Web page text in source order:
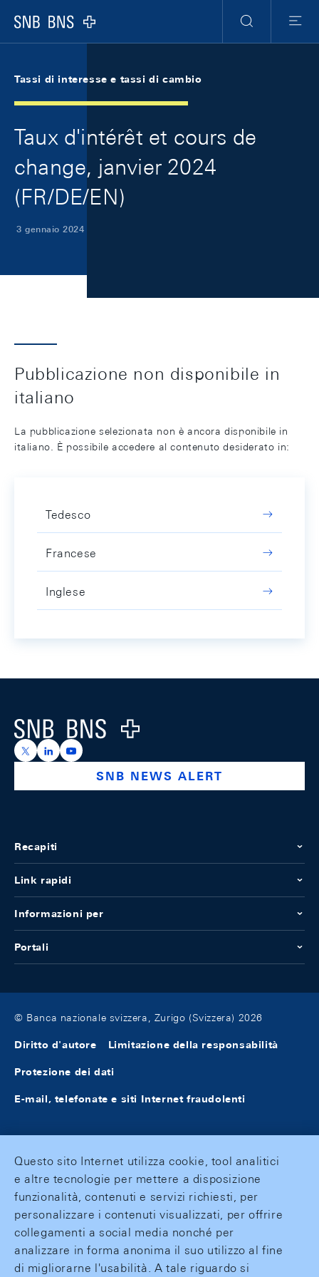
Logo
Ricerca
Menu
Tassi di interesse e tassi di cambio
Taux d'intérêt et cours de
change, janvier 2024
(FR/DE/EN)
3 gennaio 2024
Pubblicazione non disponibile in
italiano
La pubblicazione selezionata non è ancora disponibile in
italiano. È possibile accedere al contenuto desiderato in:
Tedesco
Francese
Inglese
Logo
https://x.com/snb_bns
https://ch.linkedin.com/company/swiss-national-
https://www.youtube.com/@swissnationalbank
SNB NEWS ALERT
Recapiti
Link rapidi
Informazioni per
Portali
© Banca nazionale svizzera, Zurigo (Svizzera) 2026
Diritto d'autore Limitazione della responsabilità
Protezione dei dati
E-mail, telefonate e siti Internet fraudolenti
Questo sito Internet utilizza cookie, tool analitici
e altre tecnologie per mettere a disposizione
funzionalità, contenuti e servizi richiesti, per
personalizzare i contenuti visualizzati, per offrire
collegamenti a social media nonché per
analizzare in forma anonima il suo utilizzo al fine
di migliorarne l'usabilità. A tale riguardo si